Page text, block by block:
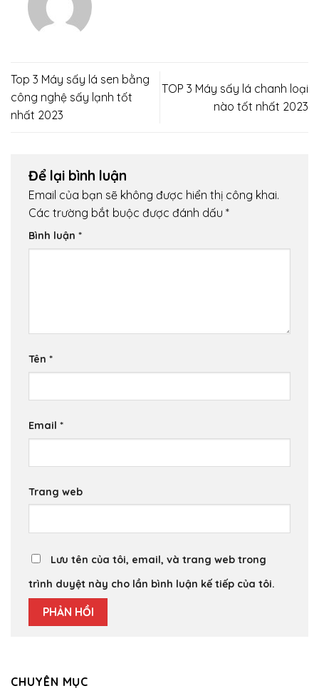
Top 3 Máy sấy lá sen bằng
công nghệ sấy lạnh tốt
nhất 2023
TOP 3 Máy sấy lá chanh loại
nào tốt nhất 2023
Để lại bình luận
Email của bạn sẽ không được hiển thị công khai.
Các trường bắt buộc được đánh dấu *
Bình luận *
Tên *
Email *
Trang web
Lưu tên của tôi, email, và trang web trong
trình duyệt này cho lần bình luận kế tiếp của tôi.
CHUYÊN MỤC